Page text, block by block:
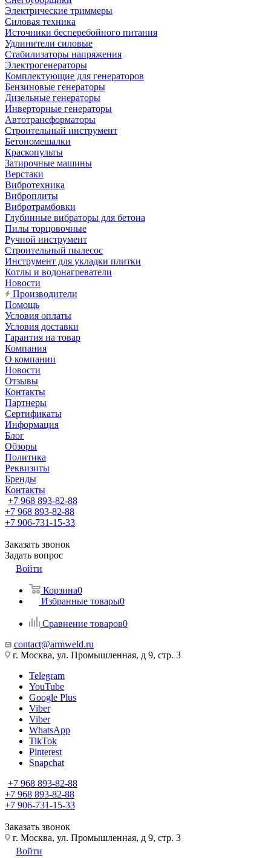
Электрические триммеры
Силовая техника
Источники бесперебойного питания
Удлинители силовые
Стабилизаторы напряжения
Электрогенераторы
Комплектующие для генераторов
Бензиновые генераторы
Дизельные генераторы
Инверторные генераторы
Автотрансформаторы
Строительный инструмент
Бетономешалки
Краскопульты
Затирочные машины
Верстаки
Вибротехника
Виброплиты
Вибротрамбовки
Глубинные вибраторы для бетона
Пилы торцовочные
Ручной инструмент
Строительный пылесос
Инструмент для укладки плитки
Котлы и водонагреватели
Новости
Производители
Помощь
Условия оплаты
Условия доставки
Гарантия на товар
Компания
О компании
Новости
Отзывы
Контакты
Партнеры
Сертификаты
Информация
Блог
Обзоры
Политика
Реквизиты
Бренды
Контакты
+7 968 893-82-88
+7 968 893-82-88
+7 906-731-15-33
Заказать звонок
Задать вопрос
Войти
Корзина0
Избранные товары0
Сравнение товаров0
contact@armweld.ru
г. Москва, ул. Промышленная, д 9, стр. 3
Telegram
YouTube
Google Plus
Viber
Viber
WhatsApp
TikTok
Pinterest
Snapchat
+7 968 893-82-88
+7 968 893-82-88
+7 906-731-15-33
Заказать звонок
г. Москва, ул. Промышленная, д 9, стр. 3
Войти